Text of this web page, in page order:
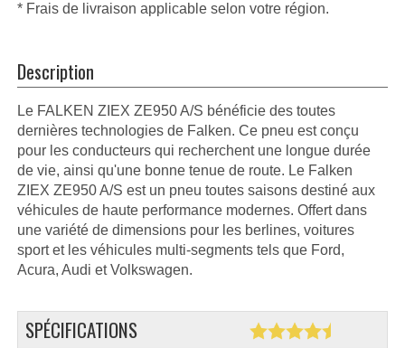
* Frais de livraison applicable selon votre région.
Description
Le FALKEN ZIEX ZE950 A/S bénéficie des toutes
dernières technologies de Falken. Ce pneu est conçu
pour les conducteurs qui recherchent une longue durée
de vie, ainsi qu'une bonne tenue de route. Le Falken
ZIEX ZE950 A/S est un pneu toutes saisons destiné aux
véhicules de haute performance modernes. Offert dans
une variété de dimensions pour les berlines, voitures
sport et les véhicules multi-segments tels que Ford,
Acura, Audi et Volkswagen.
SPÉCIFICATIONS